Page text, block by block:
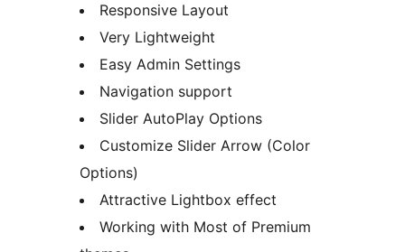
Responsive Layout
Very Lightweight
Easy Admin Settings
Navigation support
Slider AutoPlay Options
Customize Slider Arrow (Color
Options)
Attractive Lightbox effect
Working with Most of Premium